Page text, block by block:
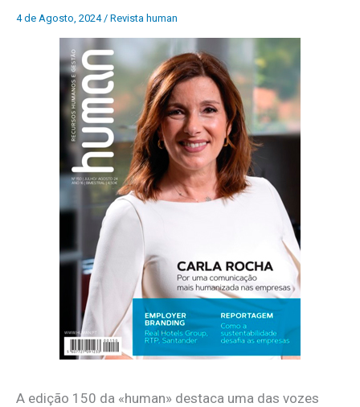
4 de Agosto, 2024 / Revista human
A edição 150 da «human» destaca uma das vozes